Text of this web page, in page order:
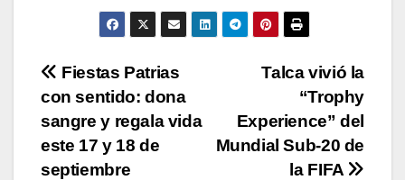
Navegación
de
entradas
Talca vivió la
“Trophy
Experience” del
Mundial Sub-20 de
la FIFA
Fiestas Patrias
con sentido: dona
sangre y regala vida
este 17 y 18 de
septiembre